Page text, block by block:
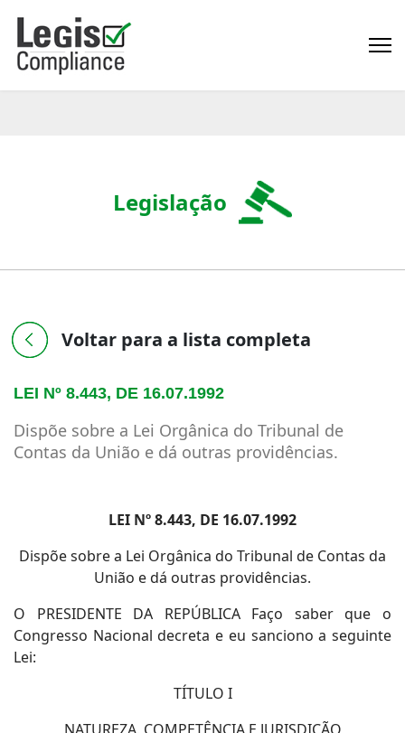
Legislação
Voltar para a lista completa
LEI Nº 8.443, DE 16.07.1992
Dispõe sobre a Lei Orgânica do Tribunal de
Contas da União e dá outras providências.
LEI Nº 8.443, DE 16.07.1992
Dispõe sobre a Lei Orgânica do Tribunal de Contas da
União e dá outras providências.
O PRESIDENTE DA REPÚBLICA Faço saber que o
Congresso Nacional decreta e eu sanciono a seguinte
Lei:
TÍTULO I